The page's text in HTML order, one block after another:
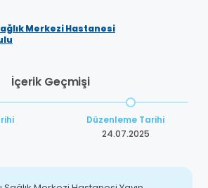
Merkezi Hastanesi
İçerik Geçmişi
Düzenleme Tarihi
24.07.2025